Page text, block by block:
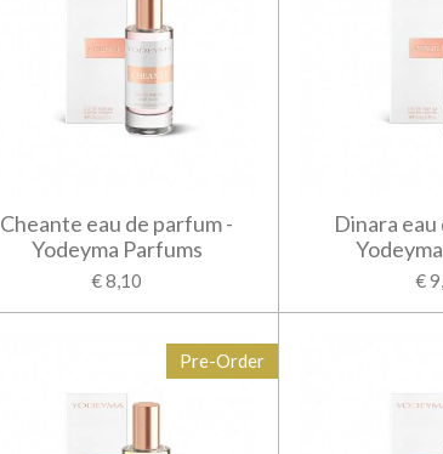
Cheante eau de parfum -
Yodeyma Parfums
€ 8,10
Dinara
€
Pre-Order